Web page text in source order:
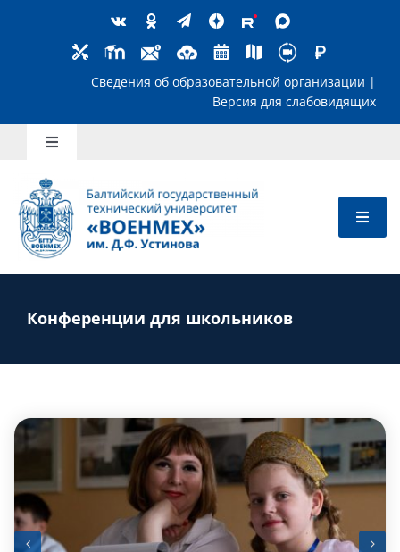
Сведения об образовательной
Toggle
Школьникам
Абитуриентам
Преподавателям
Слушателям
Партнерам
НИОКР
Конференции для школьников